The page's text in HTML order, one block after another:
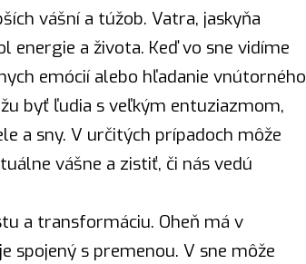
vášní a túžob. Vatra, jaskyňa
energie a života. Keď vo sne vidíme
emócií alebo hľadanie vnútorného
byť ľudia s veľkým entuziazmom,
a sny. V určitých prípadoch môže
vášne a zistiť, či nás vedú
a transformáciu. Oheň má v
spojený s premenou. V sne môže